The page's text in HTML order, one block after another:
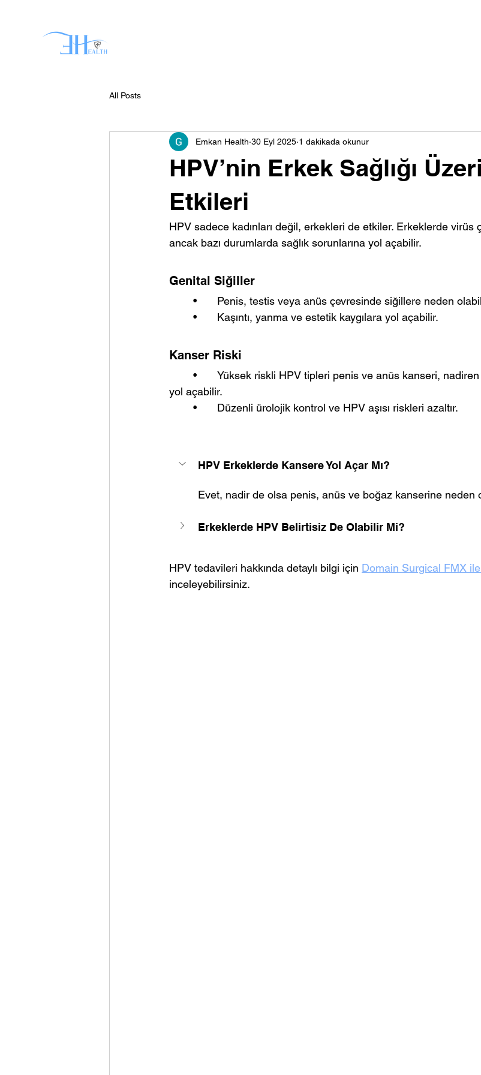
All Posts
HPV’nin Erkek Sağlığı
Etkileri
Emkan Health 30 Eyl 2025 1 dakikada okunur
HPV sadece kadınları değil, erkekleri de etkiler. Erkeklerde
ancak bazı durumlarda sağlık sorunlarına yol açabilir.
Genital Siğiller
•	Penis, testis veya anüs çevresinde siğillere neden
	•	Kaşıntı, yanma ve estetik kaygılara yol açabilir.
Kanser Riski
yol açabilir.
	•	Düzenli ürolojik kontrol ve HPV aşısı riskleri azaltır.
HPV Erkeklerde Kansere Yol Açar Mı?
Evet, nadir de olsa penis, anüs ve boğaz kanserine neden
Erkeklerde HPV Belirtisiz De Olabilir Mi?
HPV tedavileri hakkında detaylı bilgi için Domain Surgical FMX
inceleyebilirsiniz.